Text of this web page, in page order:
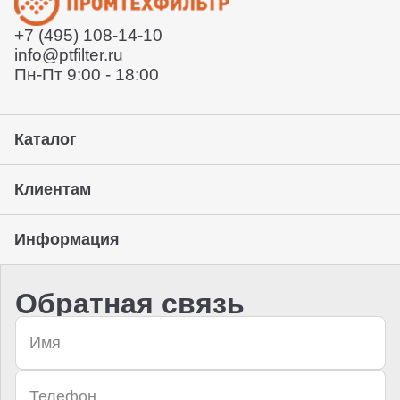
забрать его с нашего склада (самовывоз)
Предоставление гарантии, подписание закрывающих
документов
+7 (495) 108-14-10
info@ptfilter.ru
Пн-Пт 9:00 - 18:00
Каталог
Клиентам
Информация
Обратная связь